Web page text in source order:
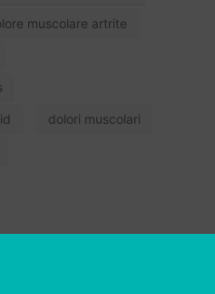
muscolare artrite
dolori muscolari